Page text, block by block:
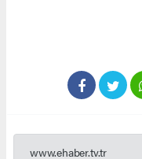
www.ehaber.tv.tr